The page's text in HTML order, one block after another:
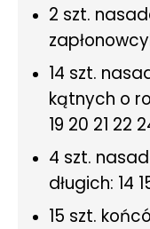
2 szt.
14 szt.
kątnych o
19 20 21 22
4 szt.
długich: 14
15 szt.